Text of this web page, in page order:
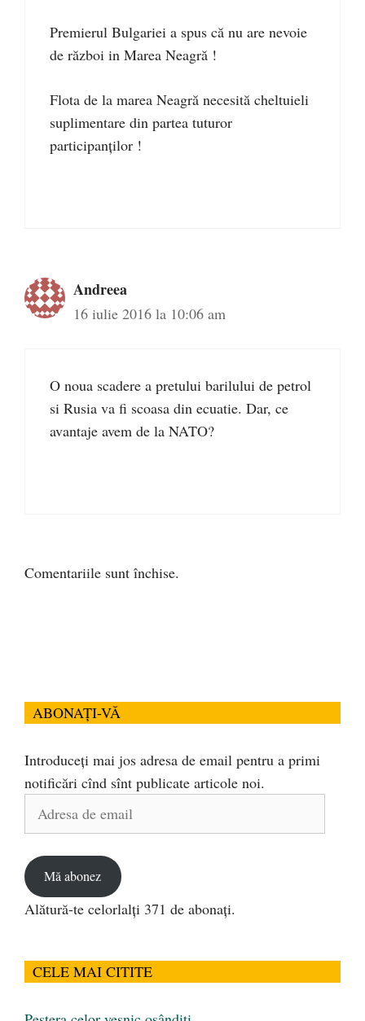
Premierul Bulgariei a spus că nu are nevoie
de război in Marea Neagră !
Flota de la marea Neagră necesită cheltuieli
suplimentare din partea tuturor
participanților !
Andreea
16 iulie 2016 la 10:06 am
O noua scadere a pretului barilului de petrol
si Rusia va fi scoasa din ecuatie. Dar, ce
avantaje avem de la NATO?
Comentariile sunt închise.
ABONAȚI-VĂ
Introduceți mai jos adresa de email pentru a primi
notificări cînd sînt publicate articole noi.
Mă abonez
Alătură-te celorlalți 371 de abonați.
CELE MAI CITITE